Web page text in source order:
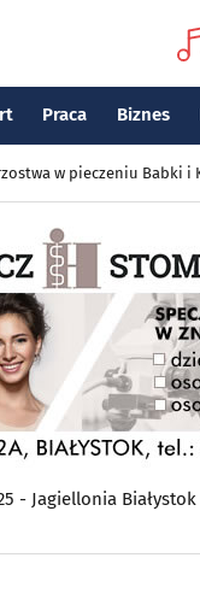
Praca Biznes
w pieczeniu Babki i
- Jagiellonia